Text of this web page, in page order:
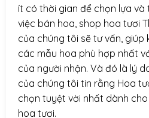
ít có thời gian để chọn lựa và
việc bán hoa, shop hoa tươi
của chúng tôi sẽ tư vấn, giúp
các mẫu hoa phù hợp nhất
của người nhận. Và đó là lý
của chúng tôi tin rằng Hoa
chọn tuyệt vời nhất dành
hoa tươi.